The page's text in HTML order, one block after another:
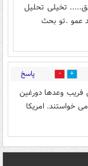
تخیلی تحلیل
عمو .تو بحث
0 پاسخ
فریب وعدها دورغین
خواستند. امریکا